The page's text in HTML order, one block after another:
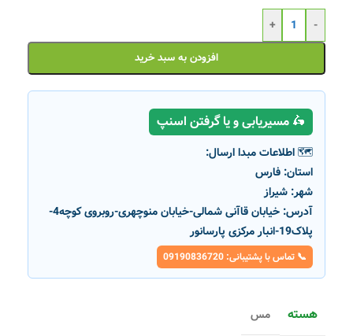
-
+
افزودن به سبد خرید
🛵 مسیریابی و یا گرفتن اسنپ
🗺️ اطلاعات مبدا ارسال:
استان: فارس
شهر: شیراز
آدرس:
خیابان قاآنی شمالی-خیابان منوچهری-روبروی کوچه4-
پلاک19-انبار مرکزی پارسانور
📞 تماس با پشتیبانی: 09190836720
هسته مس